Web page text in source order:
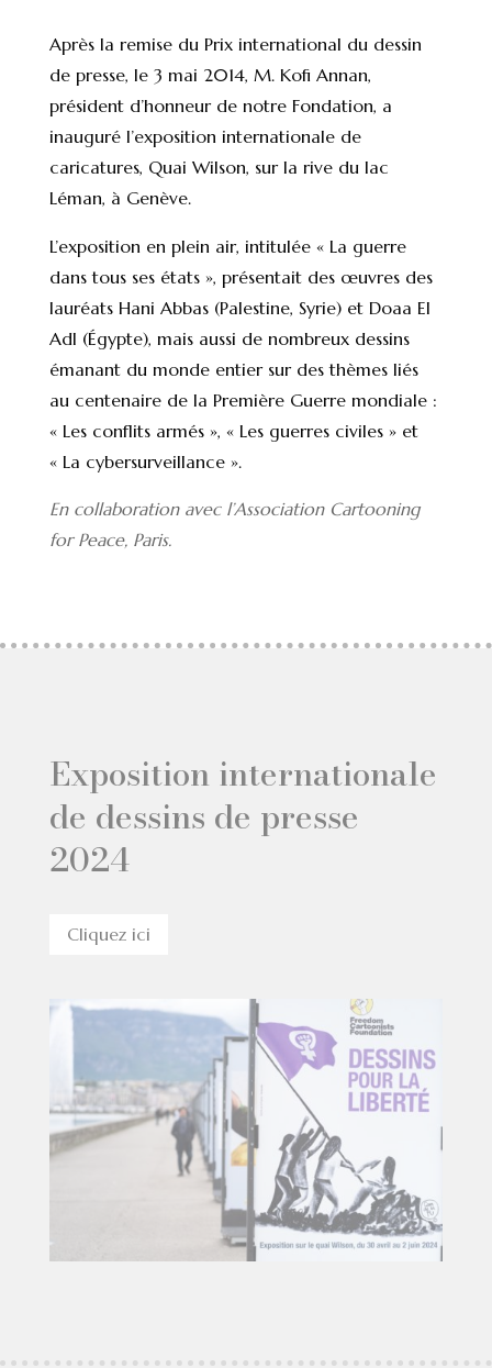
Après la remise du Prix international du dessin
de presse, le 3 mai 2014, M. Kofi Annan,
président d’honneur de notre Fondation, a
inauguré l’exposition internationale de
caricatures, Quai Wilson, sur la rive du lac
Léman, à Genève.
L’exposition en plein air, intitulée « La guerre
dans tous ses états », présentait des œuvres des
lauréats Hani Abbas (Palestine, Syrie) et Doaa El
Adl (Égypte), mais aussi de nombreux dessins
émanant du monde entier sur des thèmes liés
au centenaire de la Première Guerre mondiale :
« Les conflits armés », « Les guerres civiles » et
« La cybersurveillance ».
En collaboration avec l’Association Cartooning
for Peace, Paris.
Exposition internationale
de dessins de presse
2024
Cliquez ici